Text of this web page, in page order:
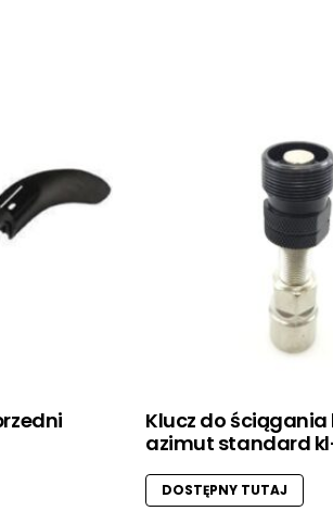
Klucz do ściągania
azimut standard
DOSTĘPNY TUTAJ